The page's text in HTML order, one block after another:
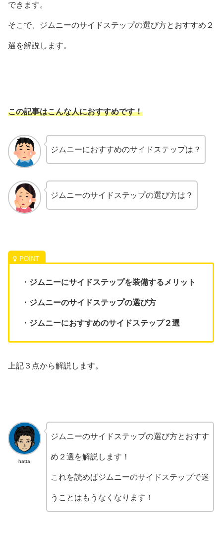
できます。
そこで、ジムニーのサイドステップの選び方とおすすめ２
選を解説します。
この記事はこんな人におすすめです！
ジムニーにおすすめのサイドステップは？
ジムニーのサイドステップの選び方は？
・ジムニーにサイドステップを装備するメリット
・ジムニーのサイドステップの選び方
・ジムニーにおすすめのサイドステップ２選
上記３点から解説します。
hatta
ジムニーのサイドステップの選び方とおすす
め２選を解説します！
これを読めばジムニーのサイドステップで迷
うことはもうなくなります！